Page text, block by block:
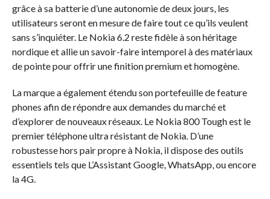
grâce à sa batterie d’une autonomie de deux jours, les
utilisateurs seront en mesure de faire tout ce qu’ils veulent
sans s’inquiéter. Le Nokia 6.2 reste fidèle à son héritage
nordique et allie un savoir-faire intemporel à des matériaux
de pointe pour offrir une finition premium et homogène.
La marque a également étendu son portefeuille de feature
phones afin de répondre aux demandes du marché et
d’explorer de nouveaux réseaux. Le Nokia 800 Tough est le
premier téléphone ultra résistant de Nokia. D’une
robustesse hors pair propre à Nokia, il dispose des outils
essentiels tels que L’Assistant Google, WhatsApp, ou encore
la 4G.